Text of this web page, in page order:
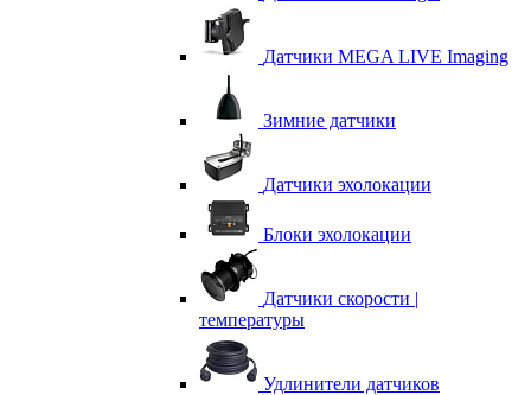
Датчики MEGA LIVE Imaging
Зимние датчики
Датчики эхолокации
Блоки эхолокации
Датчики скорости |
температуры
Удлинители датчиков